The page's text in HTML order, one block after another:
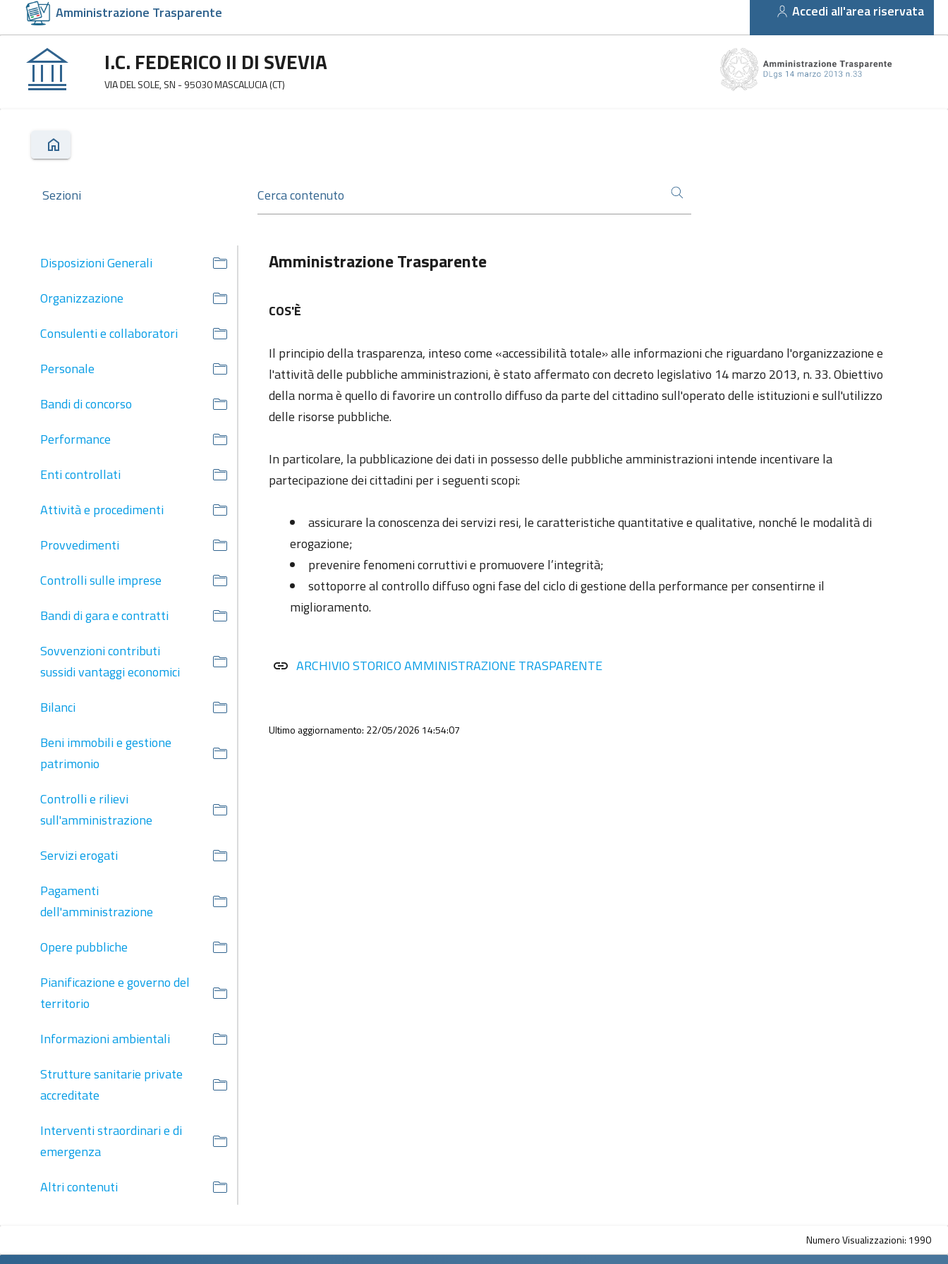
Amministrazione Trasparente Accedi all'area riservata
I.C. FEDERICO II DI SVEVIA
VIA DEL SOLE, SN - 95030 MASCALUCIA (CT)
Sezioni
Disposizioni Generali
Organizzazione
Consulenti e collaboratori
Personale
Bandi di concorso
Performance
Enti controllati
Attività e procedimenti
Provvedimenti
Controlli sulle imprese
Bandi di gara e contratti
Sovvenzioni contributi
sussidi vantaggi economici
Bilanci
Beni immobili e gestione
patrimonio
Controlli e rilievi
sull'amministrazione
Servizi erogati
Pagamenti
dell'amministrazione
Opere pubbliche
Pianificazione e governo del
territorio
Informazioni ambientali
Strutture sanitarie private
accreditate
Interventi straordinari e di
emergenza
Altri contenuti
Amministrazione Trasparente
COS'È
Il principio della trasparenza, inteso come «accessibilità totale» alle informazioni che riguardano l'organizzazione e
l'attività delle pubbliche amministrazioni, è stato affermato con decreto legislativo 14 marzo 2013, n. 33. Obiettivo
della norma è quello di favorire un controllo diffuso da parte del cittadino sull'operato delle istituzioni e sull'utilizzo
delle risorse pubbliche.
In particolare, la pubblicazione dei dati in possesso delle pubbliche amministrazioni intende incentivare la
partecipazione dei cittadini per i seguenti scopi:
assicurare la conoscenza dei servizi resi, le caratteristiche quantitative e qualitative, nonché le modalità di
erogazione;
prevenire fenomeni corruttivi e promuovere l’integrità;
sottoporre al controllo diffuso ogni fase del ciclo di gestione della performance per consentirne il
miglioramento.
link ARCHIVIO STORICO AMMINISTRAZIONE TRASPARENTE
Ultimo aggiornamento: 22/05/2026 14:54:07
Numero Visualizzazioni: 1990